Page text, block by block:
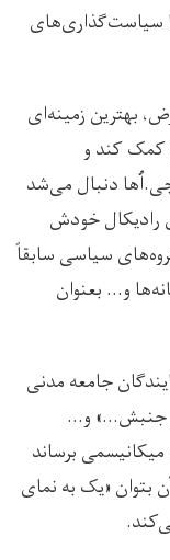
سیاست‌گذاری‌های
بهترین زمینه‌ای
کمک کند و
دنبال می‌شد
رادیکال خودش
سیاسی سابقاً
و… بعنوان
جامعه مدنی
جنبش…» و…
برساند
بتوان «یک به نمای